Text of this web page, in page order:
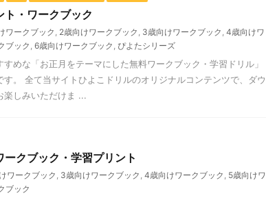
ト・ワークブック
ワークブック 2歳向けワークブック 3歳向けワークブック 4歳向けワ
ブック 6歳向けワークブック ぴよたシリーズ
めな「お正月をテーマにした無料ワークブック・学習ドリル」
す。 全て当サイトひよこドリルのオリジナルコンテンツで、ダウ
楽しみいただけま ...
ークブック・学習プリント
ワークブック 3歳向けワークブック 4歳向けワークブック 5歳向けワ
ブック